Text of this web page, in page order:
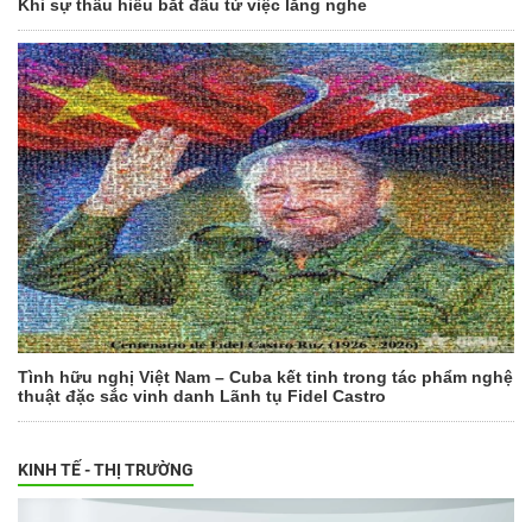
Khi sự thấu hiểu bắt đầu từ việc lắng nghe
Tình hữu nghị Việt Nam – Cuba kết tinh trong tác phẩm nghệ
thuật đặc sắc vinh danh Lãnh tụ Fidel Castro
KINH TẾ - THỊ TRƯỜNG